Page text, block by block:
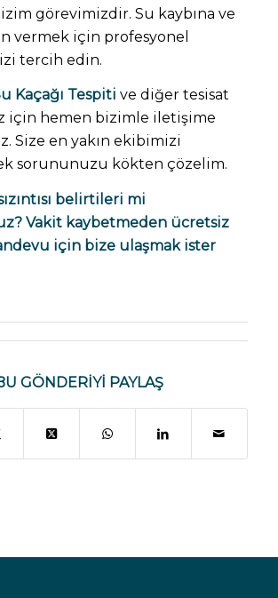
görevimizdir. Su kaybına ve
vermek için profesyonel
tercih edin.
Kaçağı Tespiti ve diğer tesisat
için hemen bizimle iletişime
Size en yakın ekibimizi
sorununuzu kökten çözelim.
belirtileri mi
Vakit kaybetmeden ücretsiz
için bize ulaşmak ister
GÖNDERIYI PAYLAŞ